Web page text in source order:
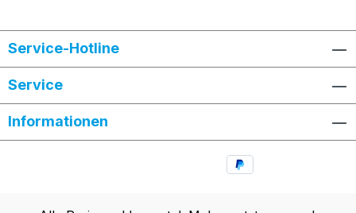
Service-Hotline
Service
Informationen